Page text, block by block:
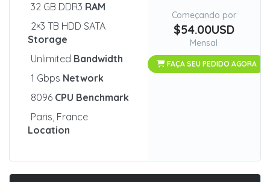
32 GB DDR3 RAM
2×3 TB HDD SATA
Storage
Unlimited Bandwidth
1 Gbps Network
8096 CPU Benchmark
Paris, France
Location
Começando por
$54.00USD
Mensal
FAÇA SEU PEDIDO AGORA